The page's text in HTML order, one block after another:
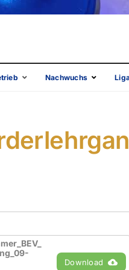
Nachwuchs
Download